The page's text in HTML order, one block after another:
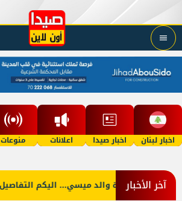
اخبار لبنان اخبار صيدا اعلانات منوعات
آخر الأخباروفاة والد ميسي... اليكم التفاصيل